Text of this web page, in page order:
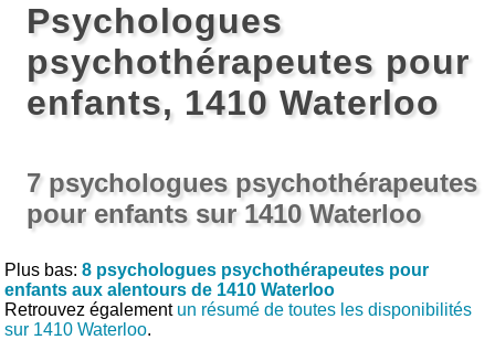
Psychologues
psychothérapeutes pour
enfants, 1410 Waterloo
7 psychologues psychothérapeutes
pour enfants sur 1410 Waterloo
Plus bas:8 psychologues psychothérapeutes pour
enfants aux alentours de 1410 Waterloo
Retrouvez également un résumé de toutes les disponibilités
sur 1410 Waterloo.